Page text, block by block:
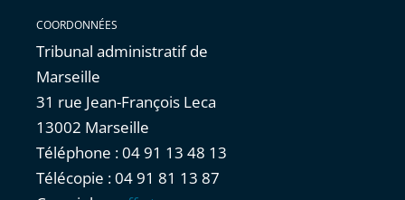
COORDONNÉES
Tribunal administratif de
Marseille
31 rue Jean-François Leca
13002 Marseille
Téléphone : 04 91 13 48 13
Télécopie : 04 91 81 13 87